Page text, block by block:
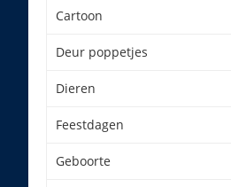
Cartoon
Deur poppetjes
Dieren
Feestdagen
Geboorte